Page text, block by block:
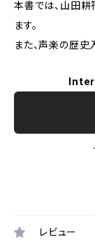
本書では、山田耕
ます。
また、声楽の歴史
レビュー